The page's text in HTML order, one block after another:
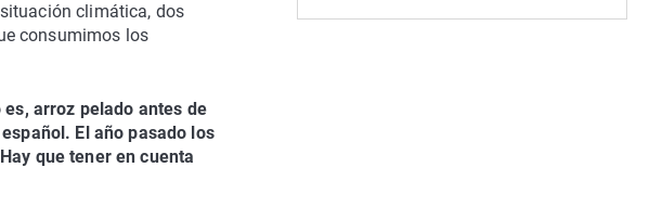
climática, dos
consumimos los
arroz pelado antes de
El año pasado los
que tener en cuenta